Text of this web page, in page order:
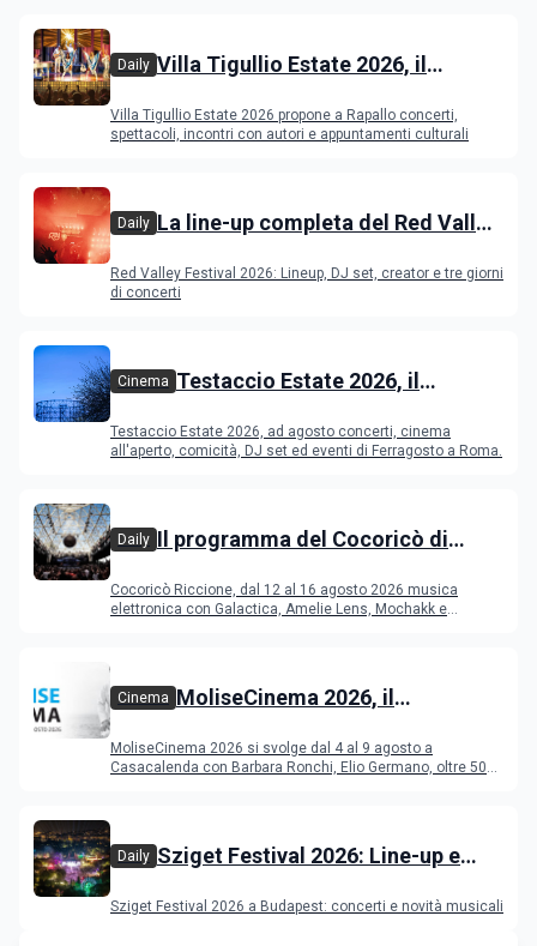
Daily Villa Tigullio Estate 2026, il
Villa Tigullio Estate 2026 propone a Rapallo concerti,
spettacoli, incontri con autori e appuntamenti culturali
Daily La line-up completa del Red Valley
Red Valley Festival 2026: Lineup, DJ set, creator e tre giorni
di concerti
Cinema Testaccio Estate 2026, il
Ferragosto
Testaccio Estate 2026, ad agosto concerti, cinema
all'aperto, comicità, DJ set ed eventi di Ferragosto a Roma.
Daily Il programma del Cocoricò di
Cocoricò Riccione, dal 12 al 16 agosto 2026 musica
elettronica con Galactica, Amelie Lens, Mochakk e
Cinema MoliseCinema 2026, il
MoliseCinema 2026 si svolge dal 4 al 9 agosto a
Casacalenda con Barbara Ronchi, Elio Germano, oltre 50
Daily Sziget Festival 2026: Line-up e
Sziget Festival 2026 a Budapest: concerti e novità musicali